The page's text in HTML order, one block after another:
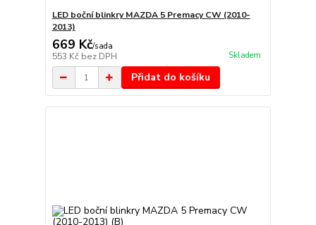
LED boční blinkry MAZDA 5 Premacy CW (2010-
2013)
669 Kč/sada
553 Kč bez DPH Skladem
Přidat do košíku